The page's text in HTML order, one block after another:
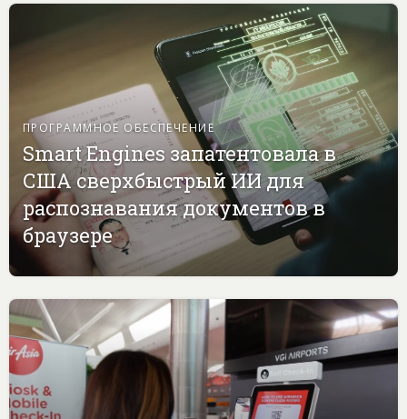
ПРОГРАММНОЕ ОБЕСПЕЧЕНИЕ
Smart Engines запатентовала в
США сверхбыстрый ИИ для
распознавания документов в
браузере